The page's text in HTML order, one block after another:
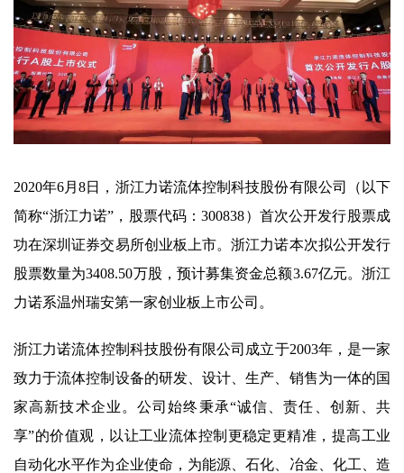
2020年6月8日，浙江力诺流体控制科技股份有限公司（以下
简称“浙江力诺”，股票代码：300838）首次公开发行股票成
功在深圳证券交易所创业板上市。浙江力诺本次拟公开发行
股票数量为3408.50万股，预计募集资金总额3.67亿元。浙江
力诺系温州瑞安第一家创业板上市公司。
浙江力诺流体控制科技股份有限公司成立于2003年，是一家
致力于流体控制设备的研发、设计、生产、销售为一体的国
家高新技术企业。公司始终秉承“诚信、责任、创新、共
享”的价值观，以让工业流体控制更稳定更精准，提高工业
自动化水平作为企业使命，为能源、石化、冶金、化工、造